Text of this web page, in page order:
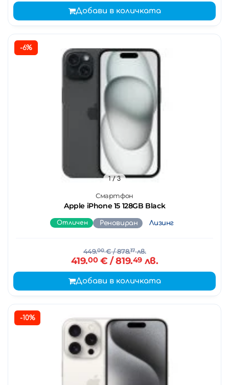
Добави в количката
-6%
Смартфон
Apple iPhone 15 128GB Black
1/ 3
Отличен Реновиран Лизинг
449.00€/ 878.17лв.
419.00€ / 819.49лв.
Добави в количката
-10%